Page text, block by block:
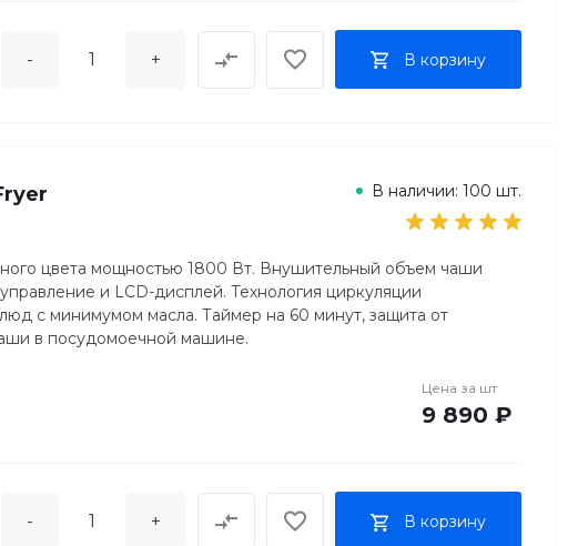
- + В корзину
В наличии: 100 шт.
цвета мощностью 1800 Вт. Внушительный объем чаши
и LCD-дисплей. Технология циркуляции
с минимумом масла. Таймер на 60 минут, защита от
в посудомоечной машине.
Цена за шт
9 890 ₽
- + В корзину